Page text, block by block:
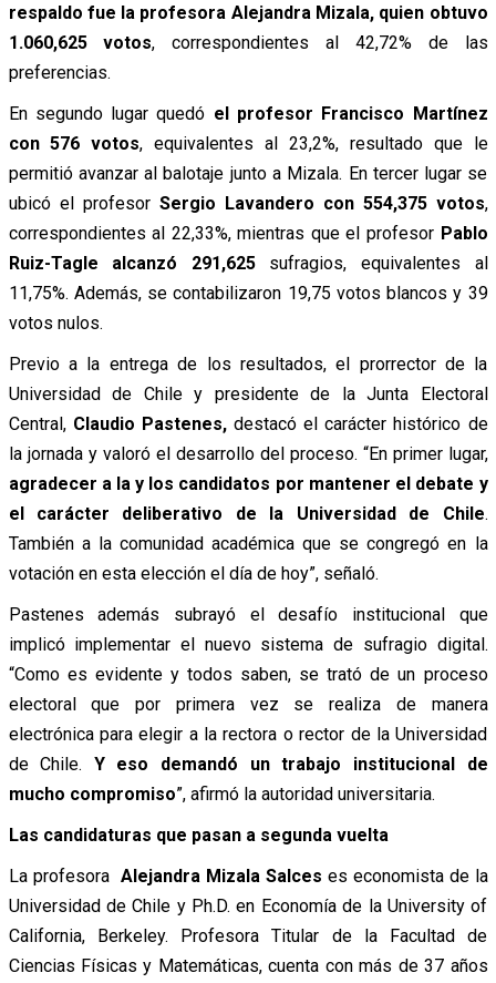
respaldo fue la profesora Alejandra Mizala, quien obtuvo
1.060,625 votos, correspondientes al 42,72% de las
preferencias.
En segundo lugar quedó el profesor Francisco Martínez
con 576 votos, equivalentes al 23,2%, resultado que le
permitió avanzar al balotaje junto a Mizala. En tercer lugar se
ubicó el profesor Sergio Lavandero con 554,375 votos,
correspondientes al 22,33%, mientras que el profesor Pablo
Ruiz-Tagle alcanzó 291,625sufragios, equivalentes al
11,75%. Además, se contabilizaron 19,75 votos blancos y 39
votos nulos.
Previo a la entrega de los resultados, el prorrector de la
Universidad de Chile y presidente de la Junta Electoral
Central, Claudio Pastenes,destacó el carácter histórico de
la jornada y valoró el desarrollo del proceso. “En primer lugar,
agradecer a la y los candidatos por mantener el debate y
el carácter deliberativo de la Universidad de Chile.
También a la comunidad académica que se congregó en la
votación en esta elección el día de hoy”, señaló.
Pastenes además subrayó el desafío institucional que
implicó implementar el nuevo sistema de sufragio digital.
“Como es evidente y todos saben, se trató de un proceso
electoral que por primera vez se realiza de manera
electrónica para elegir a la rectora o rector de la Universidad
de Chile. Y eso demandó un trabajo institucional de
mucho compromiso”, afirmó la autoridad universitaria.
Las candidaturas que pasan a segunda vuelta
La profesora Alejandra Mizala Salces es economista de la
Universidad de Chile y Ph.D. en Economía de la University of
California, Berkeley. Profesora Titular de la Facultad de
Ciencias Físicas y Matemáticas, cuenta con más de 37 años